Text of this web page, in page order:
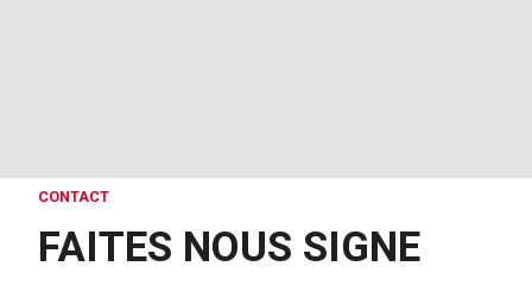
CONTACT
FAITES NOUS SIGNE